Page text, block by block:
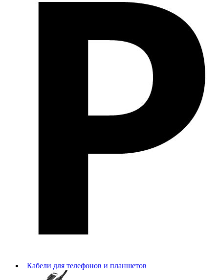
Кабели для телефонов и планшетов